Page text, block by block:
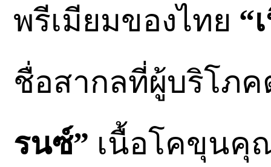
พรีเมียมของไทย “
ชื่อสากลที่ผู้บริโภ
รนซ์” เนื้อโคขุนคุ